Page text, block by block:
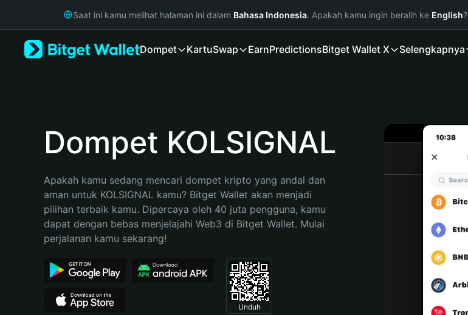
Русский
Bahasa Indonesia
Español (Argentina)
Saat ini kamu melihat halaman ini dalam Bahasa Indonesia. Apakah kamu ingin beralih ke English?
Dompet KartuSwap EarnPredictionsBitget Wallet X Selengkapnya
Dompet KOLSIGNAL
Apakah kamu sedang mencari dompet kripto yang andal dan
aman untuk KOLSIGNAL kamu? Bitget Wallet akan menjadi
pilihan terbaik kamu. Dipercaya oleh 40 juta pengguna, kamu
dapat dengan bebas menjelajahi Web3 di Bitget Wallet. Mulai
perjalanan kamu sekarang!
Unduh